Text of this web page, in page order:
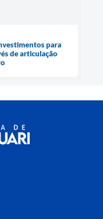
para
de articulação